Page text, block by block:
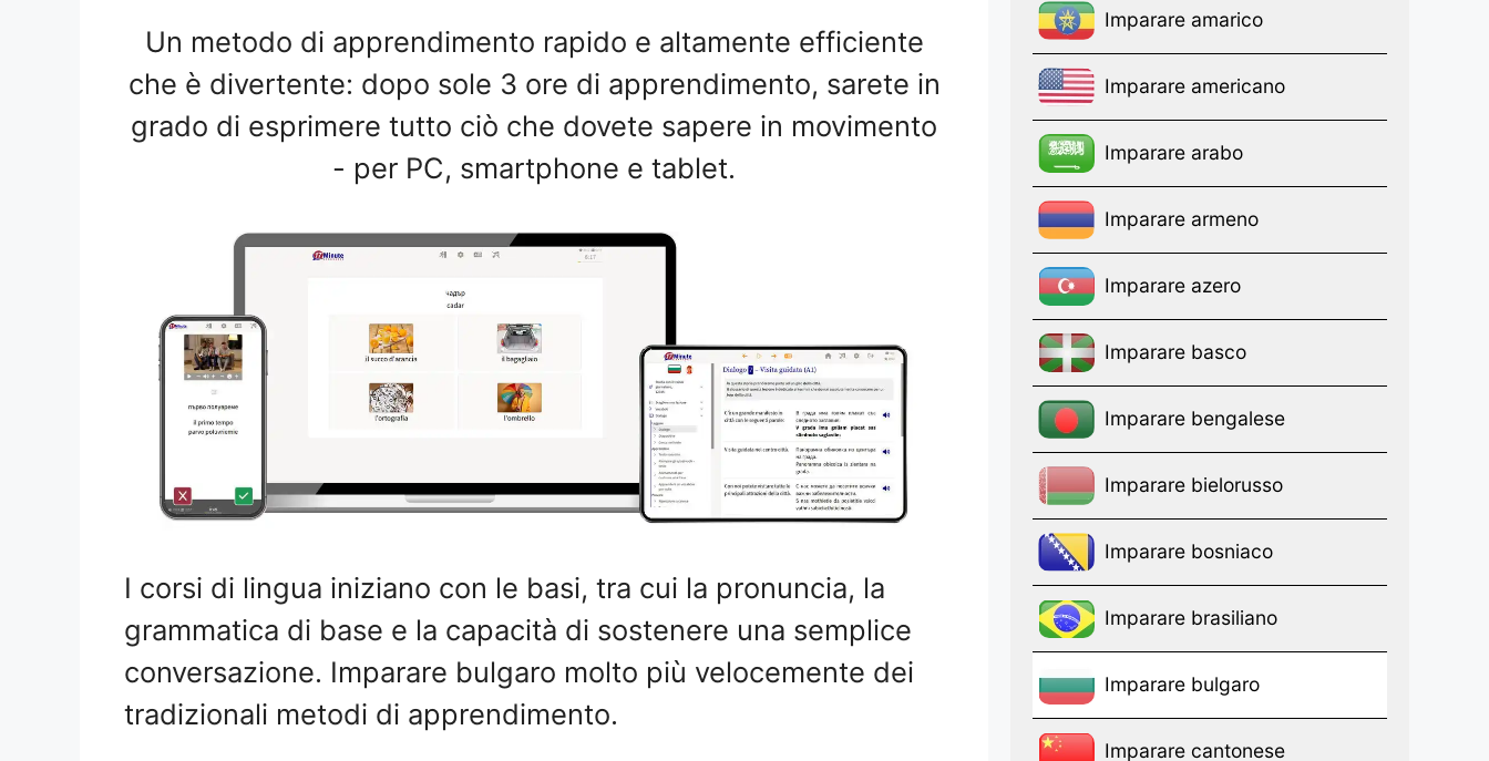
Un metodo di apprendimento rapido e altamente efficiente
che è divertente: dopo sole 3 ore di apprendimento, sarete in
grado di esprimere tutto ciò che dovete sapere in movimento
- per PC, smartphone e tablet.
I corsi di lingua iniziano con le basi, tra cui la pronuncia, la
grammatica di base e la capacità di sostenere una semplice
conversazione. Imparare bulgaro molto più velocemente dei
tradizionali metodi di apprendimento.
Imparare amarico
Imparare americano
Imparare arabo
Imparare armeno
Imparare azero
Imparare basco
Imparare bengalese
Imparare bielorusso
Imparare bosniaco
Imparare brasiliano
Imparare bulgaro
Imparare cantonese